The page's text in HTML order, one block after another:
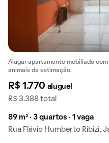
Alugar apartamento mobiliado
animais de estimação.
R$ 1.770 aluguel
R$ 3.388 total
89 m² · 3 quartos · 1 vaga
Rua Flávio Humberto Ribizi,